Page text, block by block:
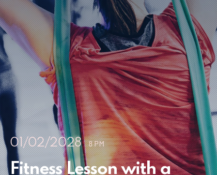
01/02/2028 8 PM
Fitness Lesson with a